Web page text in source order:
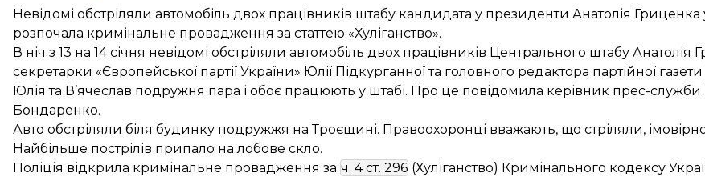
Невідомі обстріляли автомобіль двох працівників штабу кандидата у президенти Анатолія Гриценка
розпочала кримінальне провадження за статтею «Хуліганство».
В ніч з 13 на 14 січня невідомі обстріляли автомобіль двох працівників Центрального штабу Анатолія
секретарки «Європейської партії України» Юлії Підкурганної та головного редактора партійної
Юлія та В’ячеслав подружня пара і обоє працюють у штабі. Про це повідомила керівник прес-
Бондаренко.
Авто обстріляли біля будинку подружжя на Троєщині. Правоохоронці вважають, що стріляли,
Найбільше пострілів припало на лобове скло.
Поліція відкрила кримінальне провадження за ч. 4 ст. 296 (Хуліганство) Кримінального кодексу